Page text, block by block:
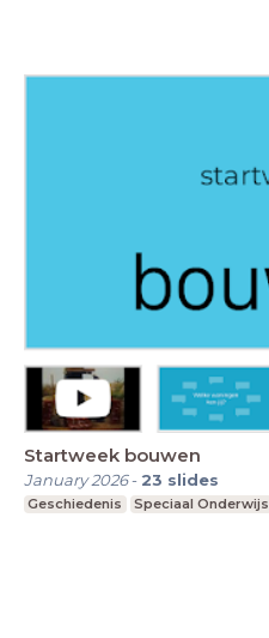
Startweek bouwen
January 2026- 23 slides
Geschiedenis Speciaal Onderwijs